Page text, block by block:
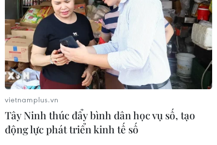
vietnamplus.vn
Tây Ninh thúc đẩy bình dân học vụ số, tạo
động lực phát triển kinh tế số